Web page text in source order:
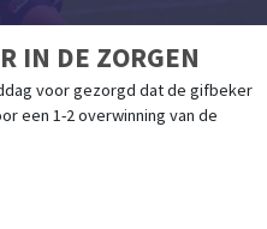
IN DE ZORGEN
voor gezorgd dat de gifbeker
een 1-2 overwinning van de